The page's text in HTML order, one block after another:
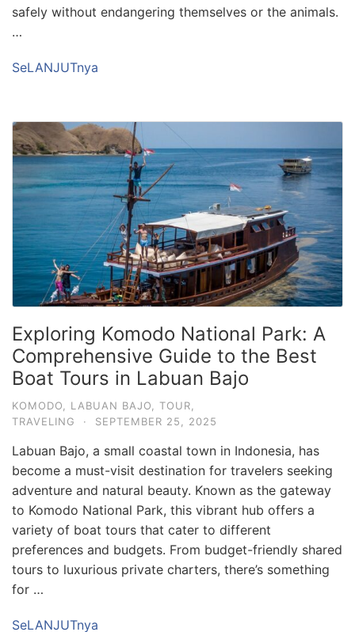
safely without endangering themselves or the animals.
…
SeLANJUTnya
Exploring Komodo National Park: A
Comprehensive Guide to the Best
Boat Tours in Labuan Bajo
KOMODO, LABUAN BAJO, TOUR,
TRAVELING
· SEPTEMBER 25, 2025
Labuan Bajo, a small coastal town in Indonesia, has
become a must-visit destination for travelers seeking
adventure and natural beauty. Known as the gateway
to Komodo National Park, this vibrant hub offers a
variety of boat tours that cater to different
preferences and budgets. From budget-friendly shared
tours to luxurious private charters, there’s something
for …
SeLANJUTnya